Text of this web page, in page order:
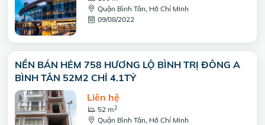
Quận Bình Tân, Hồ Chí Minh
09/08/2022
NỀN BÁN HẺM 758 HƯƠNG LỘ BÌNH TRỊ ĐÔNG A
BÌNH TÂN 52M2 CHỈ 4.1TỶ
Liên hệ
52 m2
Quận Bình Tân, Hồ Chí Minh